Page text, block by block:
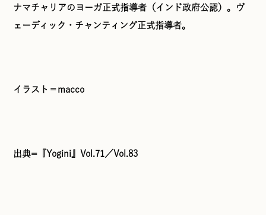
ナマチャリアのヨーガ正式指導者（インド政府公認）。ヴ
ェーディック・チャンティング正式指導者。
イラスト＝macco
出典=『Yogini』Vol.71／Vol.83